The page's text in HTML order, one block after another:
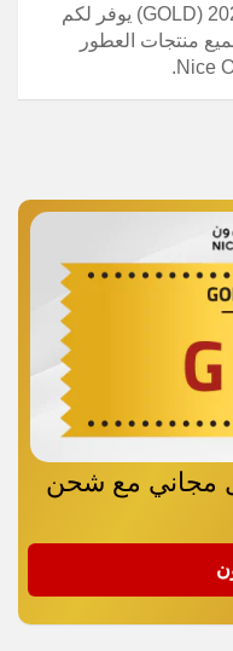
GOLD) يوفر لكم
فعال لجميع منتجات العطور
مجاني مع شحن